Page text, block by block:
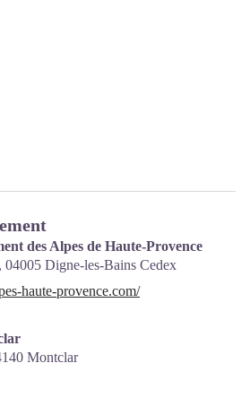
des Alpes de Haute-Provence
04005 Digne-les-Bains Cedex
haute-provence.com/
Montclar